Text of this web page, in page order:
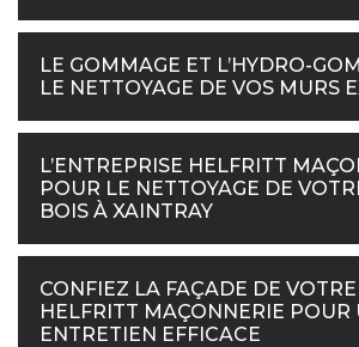
LE GOMMAGE ET L’HYDRO-
LE NETTOYAGE DE VOS MURS
L’ENTREPRISE HELFRITT
POUR LE NETTOYAGE DE
BOIS À XAINTRAY
CONFIEZ LA FAÇADE DE
HELFRITT MAÇONNERIE POUR
ENTRETIEN EFFICACE